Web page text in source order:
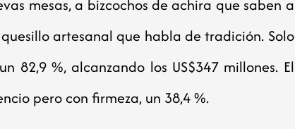
mesas, a bizcochos de achira que saben a
artesanal que habla de tradición. Solo
82,9 %, alcanzando los US$347 millones. El
pero con firmeza, un 38,4 %.